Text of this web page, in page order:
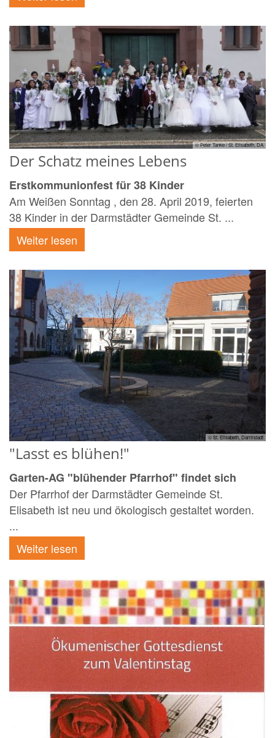
© Peter Tanke / St. Elisabeth, DA
Der Schatz meines Lebens
Erstkommunionfest für 38 Kinder
Am Weißen Sonntag , den 28. April 2019, feierten
38 Kinder in der Darmstädter Gemeinde St. ...
Weiter lesen
© St. Elisabeth, Darmstadt
"Lasst es blühen!"
Garten-AG "blühender Pfarrhof" findet sich
Der Pfarrhof der Darmstädter Gemeinde St.
Elisabeth ist neu und ökologisch gestaltet worden.
...
Weiter lesen